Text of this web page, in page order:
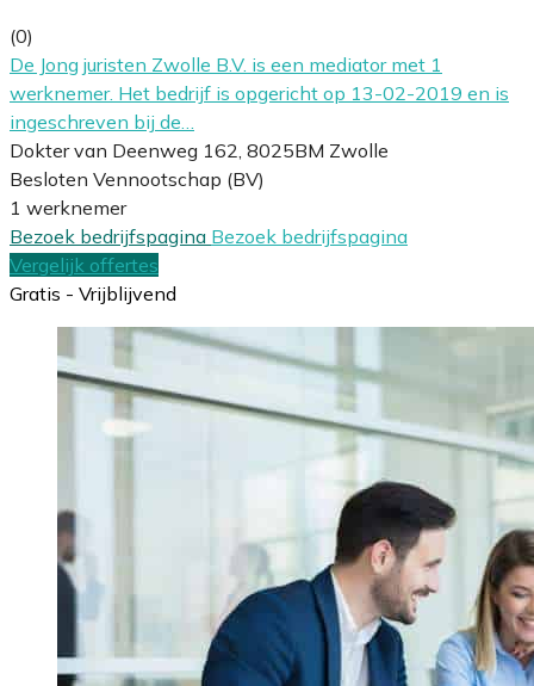
(0)
De Jong juristen Zwolle B.V. is een mediator met 1
werknemer. Het bedrijf is opgericht op 13-02-2019 en is
ingeschreven bij de…
Dokter van Deenweg 162, 8025BM Zwolle
Besloten Vennootschap (BV)
1 werknemer
Bezoek bedrijfspagina Bezoek bedrijfspagina
Vergelijk offertes
Gratis - Vrijblijvend